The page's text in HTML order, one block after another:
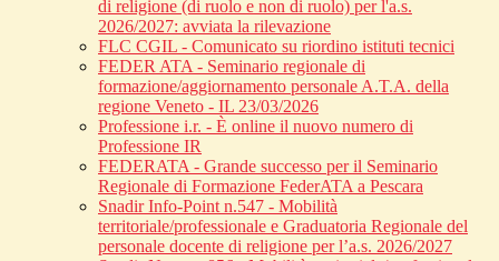
di religione (di ruolo e non di ruolo) per l'a.s.
2026/2027: avviata la rilevazione
FLC CGIL - Comunicato su riordino istituti tecnici
FEDER ATA - Seminario regionale di
formazione/aggiornamento personale A.T.A. della
regione Veneto - IL 23/03/2026
Professione i.r. - È online il nuovo numero di
Professione IR
FEDERATA - Grande successo per il Seminario
Regionale di Formazione FederATA a Pescara
Snadir Info-Point n.547 - Mobilità
territoriale/professionale e Graduatoria Regionale del
personale docente di religione per l’a.s. 2026/2027